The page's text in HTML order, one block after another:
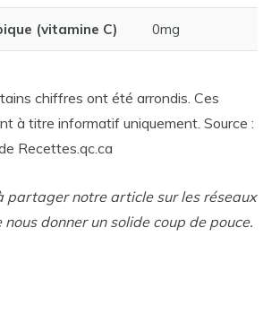
(vitamine C) 0mg
chiffres ont été arrondis. Ces
à titre informatif uniquement. Source :
Recettes.qc.ca
partager notre article sur les réseaux
donner un solide coup de pouce.